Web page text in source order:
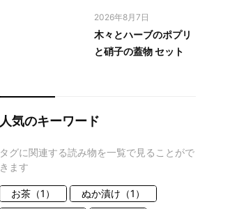
2026年8月7日
木々とハーブのポプリ
と硝子の蓋物 セット
人気のキーワード
タグに関連する読み物を一覧で見ることがで
きます
お茶（1）
ぬか漬け（1）